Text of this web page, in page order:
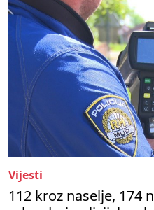
Vijesti
112 kroz naselje, 174